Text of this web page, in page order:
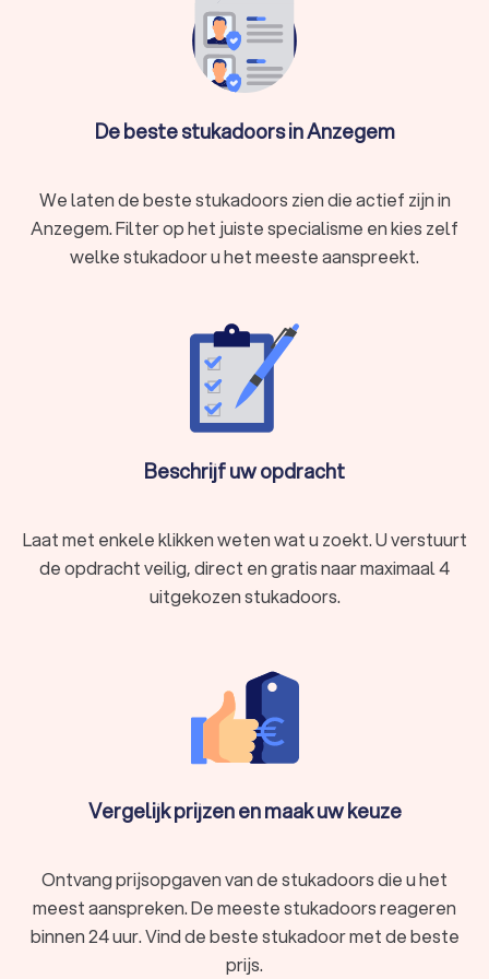
vergelijken en de vakman kiezen die bij u past.
De beste stukadoors in Anzegem
We laten de beste stukadoors zien die actief zijn in
Anzegem. Filter op het juiste specialisme en kies zelf
welke stukadoor u het meeste aanspreekt.
Beschrijf uw opdracht
Laat met enkele klikken weten wat u zoekt. U verstuurt
de opdracht veilig, direct en gratis naar maximaal 4
uitgekozen stukadoors.
Vergelijk prijzen en maak uw keuze
Ontvang prijsopgaven van de stukadoors die u het
meest aanspreken. De meeste stukadoors reageren
binnen 24 uur. Vind de beste stukadoor met de beste
prijs.